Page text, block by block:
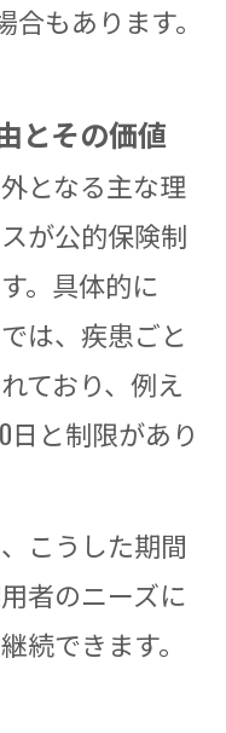
もあります。
とその価値
となる主な理
が公的保険制
。具体的に
は、疾患ごと
ており、例え
日と制限があり
こうした期間
者のニーズに
続できます。